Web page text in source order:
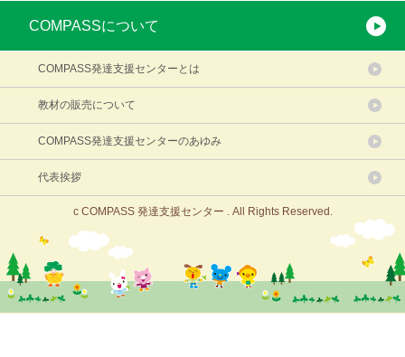
COMPASSについて
COMPASS発達支援センターとは
教材の販売について
COMPASS発達支援センターのあゆみ
代表挨拶
c COMPASS 発達支援センター . All Rights Reserved.